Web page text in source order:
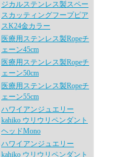
ジカルステンレス製スペー
スカッティングフープピア
スK24金カラー
医療用ステンレス製Ropeチ
ェーン45cm
医療用ステンレス製Ropeチ
ェーン50cm
医療用ステンレス製Ropeチ
ェーン55cm
ハワイアンジュエリー
kahiko ウリウリペンダント
ヘッドMono
ハワイアンジュエリー
kahiko ウリウリペンダント